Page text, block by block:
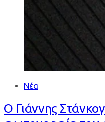
Νέα
Ο Γιάννης